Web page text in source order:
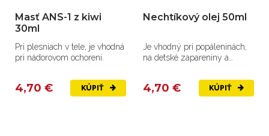
Masť ANS-1 z kiwi
30ml
Pri plesniach v tele, je vhodná
pri nádorovom ochorení.
4,70 € KÚPIŤ
Nechtíkový olej 50ml
Je vhodný pri popáleninách,
na detské zapareniny a
4,70 € KÚPIŤ